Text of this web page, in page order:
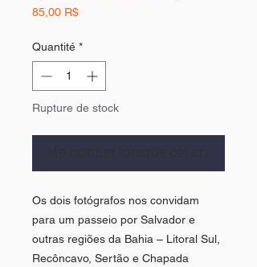
85,00 R$Prix
Quantité *
Rupture de stock
Me notifier lorsque cet article est
Os dois fotógrafos nos convidam
para um passeio por Salvador e
outras regiões da Bahia – Litoral Sul,
Recôncavo, Sertão e Chapada